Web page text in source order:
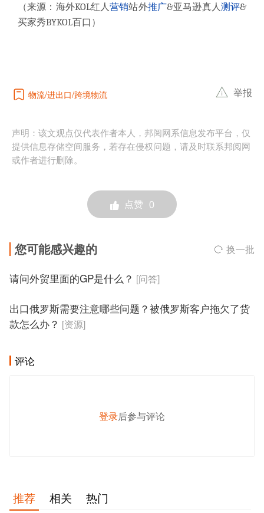
（来源：海外KOL红人营销站外推广&亚马逊真人测评&
买家秀BYKOL百口）
物流 进出口 跨境物流 举报
声明：该文观点仅代表作者本人，邦阅网系信息发布平台，仅
提供信息存储空间服务，若存在侵权问题，请及时联系邦阅网
或作者进行删除。
点赞 0
您可能感兴趣的 换一批
请问外贸里面的GP是什么？ [问答]
出口俄罗斯需要注意哪些问题？被俄罗斯客户拖欠了货
款怎么办？ [资源]
评论
登录后参与评论
推荐 相关
热门